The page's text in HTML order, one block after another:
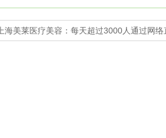
上海美莱医疗美容：每天超过3000人通过网